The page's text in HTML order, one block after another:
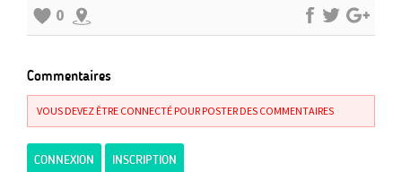
0
Commentaires
VOUS DEVEZ ÊTRE CONNECTÉ POUR POSTER DES COMMENTAIRES
CONNEXION INSCRIPTION